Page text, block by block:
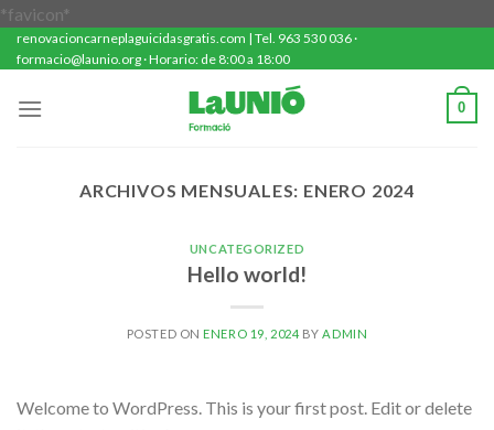
*favicon*
al
contenido
renovacioncarneplaguicidasgratis.com | Tel. 963 530 036 ·
formacio@launio.org · Horario: de 8:00 a 18:00
0
ARCHIVOS MENSUALES: ENERO 2024
UNCATEGORIZED
Hello world!
POSTED ON ENERO 19, 2024 BY ADMIN
Welcome to WordPress. This is your first post. Edit or delete